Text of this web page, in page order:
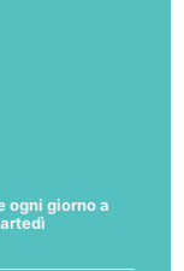
ogni giorno a